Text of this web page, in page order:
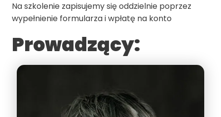
Na szkolenie zapisujemy się oddzielnie poprzez
wypełnienie formularza i wpłatę na konto
Prowadzący: